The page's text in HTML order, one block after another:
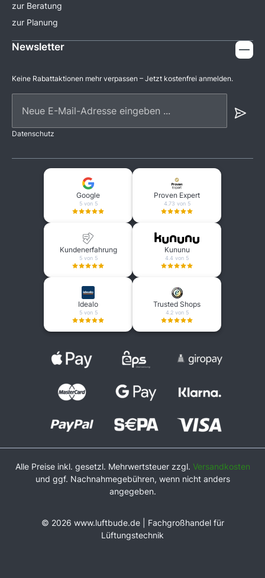
zur Beratung
zur Planung
Newsletter
Keine Rabattaktionen mehr verpassen – Jetzt kostenfrei anmelden.
Datenschutz
Google
5 von 5
Proven Expert
4.73 von 5
Kundenerfahrung
5 von 5
Kununu
4.4 von 5
Idealo
5 von 5
Trusted Shops
4.2 von 5
Alle Preise inkl. gesetzl. Mehrwertsteuer zzgl. Versandkosten
und ggf. Nachnahmegebühren, wenn nicht anders
angegeben.
© 2026 www.luftbude.de | Fachgroßhandel für
Lüftungstechnik